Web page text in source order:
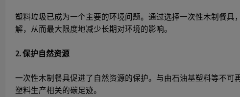
塑料垃圾已成为一个主要的环境问题。通过选择一次性木制餐
解，从而最大限度地减少长期对环境的影响。
2. 保护自然资源
一次性木制餐具促进了自然资源的保护。与由石油基塑料等不
塑料生产相关的碳足迹。